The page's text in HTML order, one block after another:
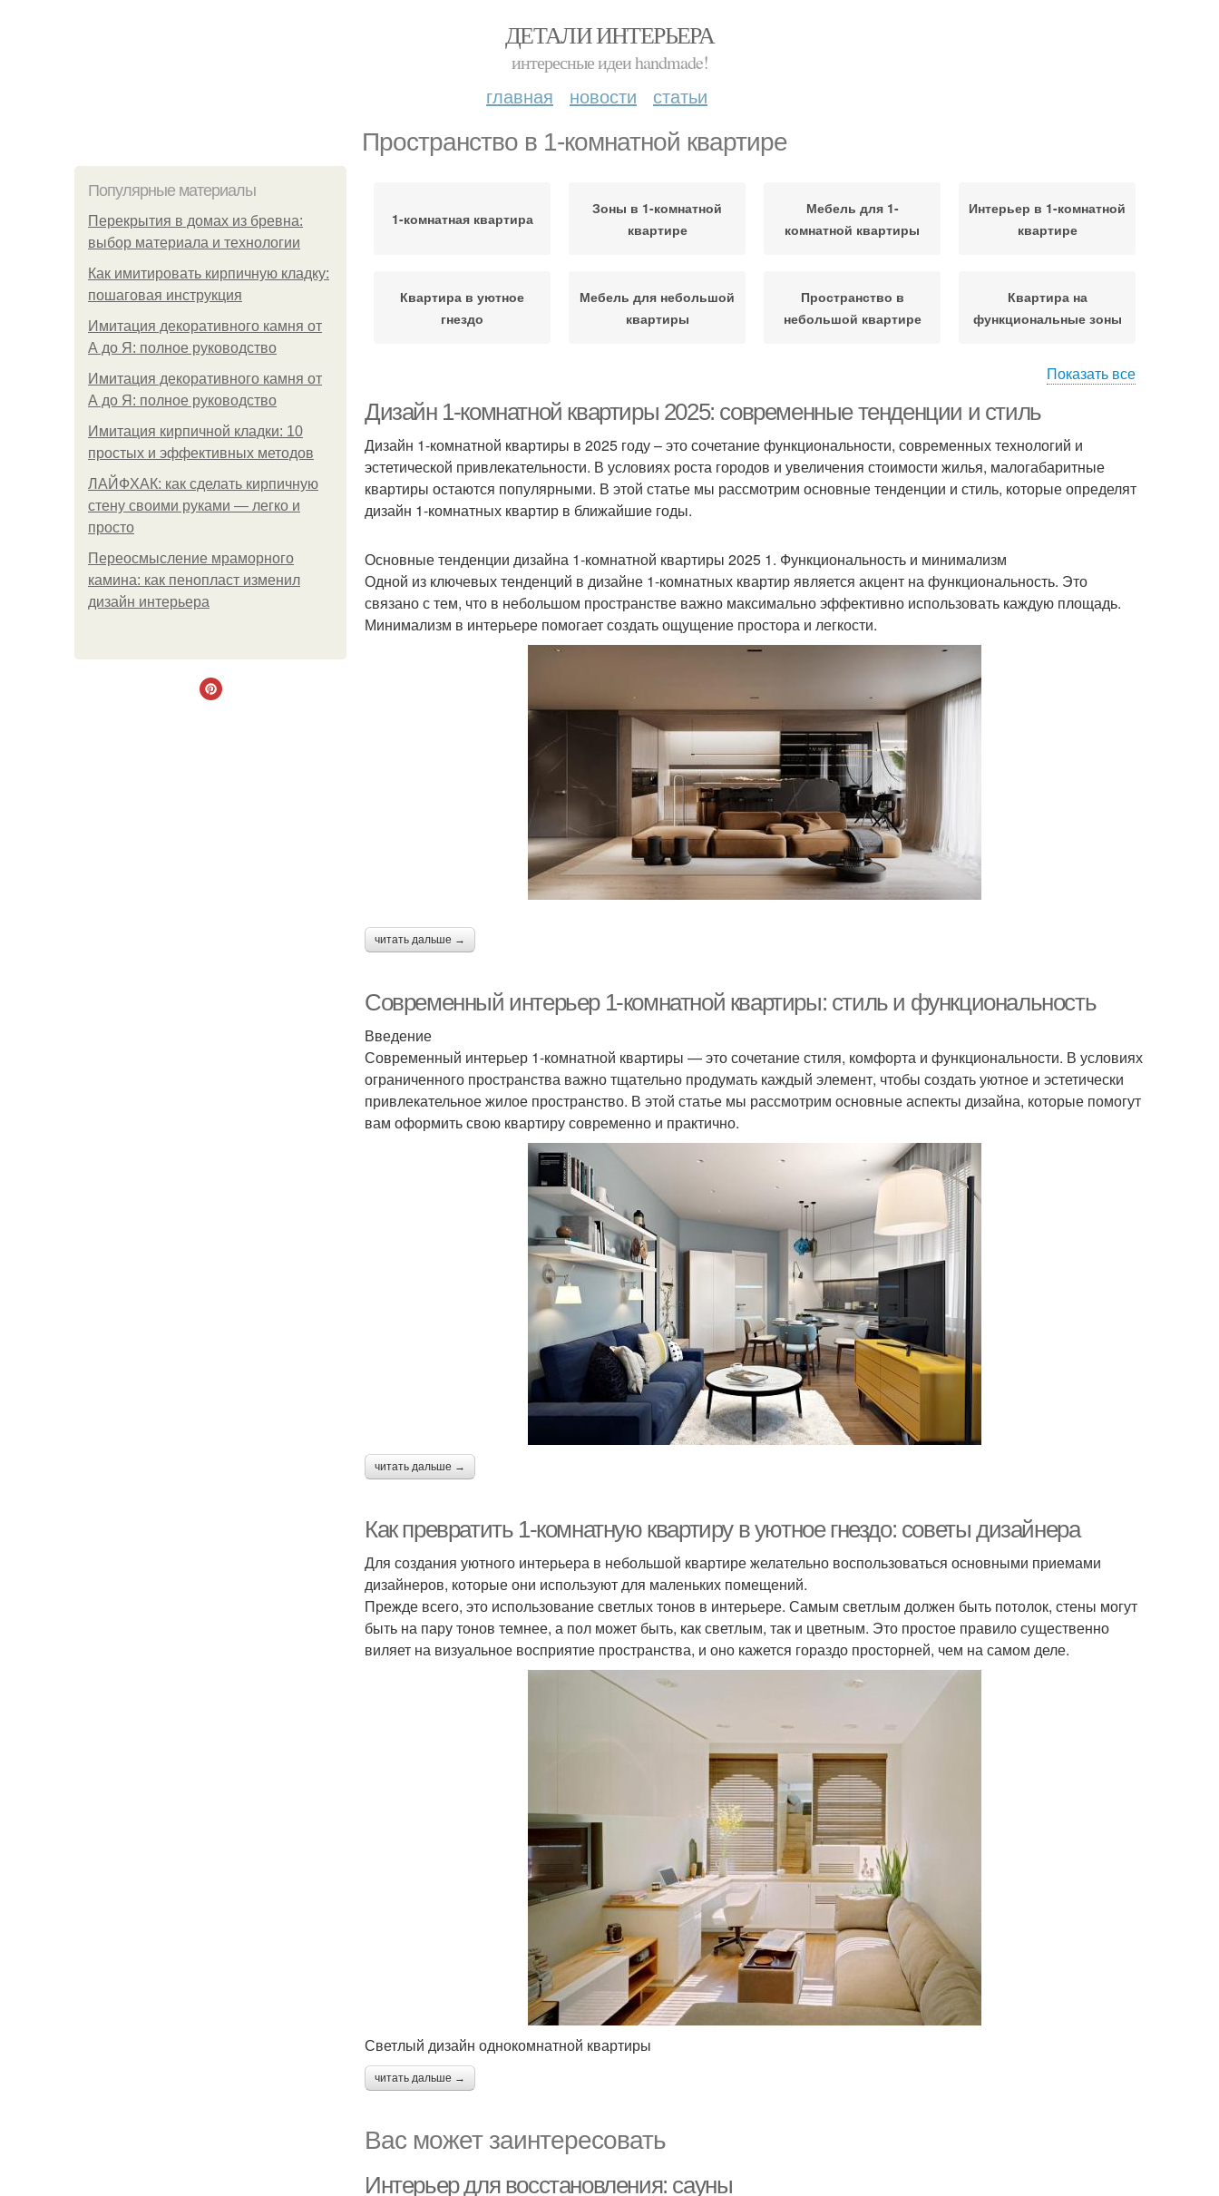
ДЕТАЛИ ИНТЕРЬЕРА
интересные идеи handmade!
главная новости статьи
Пространство в 1-комнатной квартире
Популярные материалы
Перекрытия в домах из бревна:
выбор материала и технологии
Как имитировать кирпичную кладку:
пошаговая инструкция
Имитация декоративного камня от
А до Я: полное руководство
Имитация декоративного камня от
А до Я: полное руководство
Имитация кирпичной кладки: 10
простых и эффективных методов
ЛАЙФХАК: как сделать кирпичную
стену своими руками — легко и
просто
Переосмысление мраморного
камина: как пенопласт изменил
дизайн интерьера
1-комнатная квартира
Зоны в 1-комнатной
квартире
Мебель для 1-
комнатной квартиры
Интерьер в 1-комнатной
квартире
Квартира в уютное
гнездо
Мебель для небольшой
квартиры
Пространство в
небольшой квартире
Квартира на
функциональные зоны
Показать все
Дизайн 1-комнатной квартиры 2025: современные тенденции и стиль
Дизайн 1-комнатной квартиры в 2025 году – это сочетание функциональности, современных технологий и
эстетической привлекательности. В условиях роста городов и увеличения стоимости жилья, малогабаритные
квартиры остаются популярными. В этой статье мы рассмотрим основные тенденции и стиль, которые определят
дизайн 1-комнатных квартир в ближайшие годы.
Основные тенденции дизайна 1-комнатной квартиры 2025 1. Функциональность и минимализм
Одной из ключевых тенденций в дизайне 1-комнатных квартир является акцент на функциональность. Это
связано с тем, что в небольшом пространстве важно максимально эффективно использовать каждую площадь.
Минимализм в интерьере помогает создать ощущение простора и легкости.
читать дальше →
Современный интерьер 1-комнатной квартиры: стиль и функциональность
Введение
Современный интерьер 1-комнатной квартиры — это сочетание стиля, комфорта и функциональности. В условиях
ограниченного пространства важно тщательно продумать каждый элемент, чтобы создать уютное и эстетически
привлекательное жилое пространство. В этой статье мы рассмотрим основные аспекты дизайна, которые помогут
вам оформить свою квартиру современно и практично.
читать дальше →
Как превратить 1-комнатную квартиру в уютное гнездо: советы дизайнера
Для создания уютного интерьера в небольшой квартире желательно воспользоваться основными приемами
дизайнеров, которые они используют для маленьких помещений.
Прежде всего, это использование светлых тонов в интерьере. Самым светлым должен быть потолок, стены могут
быть на пару тонов темнее, а пол может быть, как светлым, так и цветным. Это простое правило существенно
виляет на визуальное восприятие пространства, и оно кажется гораздо просторней, чем на самом деле.
Светлый дизайн однокомнатной квартиры
читать дальше →
Вас может заинтересовать
Интерьер для восстановления: сауны